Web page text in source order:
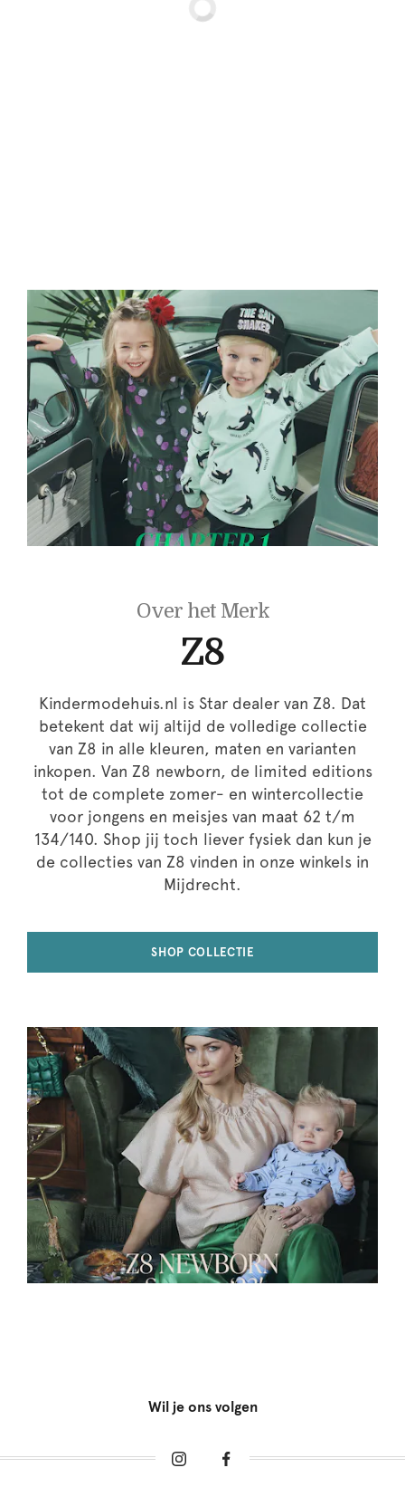
Over het Merk
Z8
Kindermodehuis.nl is Star dealer van Z8. Dat
betekent dat wij altijd de volledige collectie
van Z8 in alle kleuren, maten en varianten
inkopen. Van Z8 newborn, de limited editions
tot de complete zomer- en wintercollectie
voor jongens en meisjes van maat 62 t/m
134/140. Shop jij toch liever fysiek dan kun je
de collecties van Z8 vinden in onze winkels in
Mijdrecht.
SHOP COLLECTIE
Wil je ons volgen